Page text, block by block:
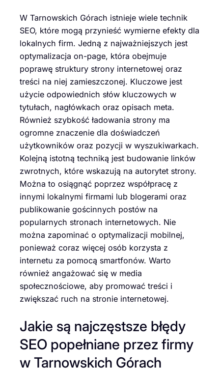
W Tarnowskich Górach istnieje wiele technik
SEO, które mogą przynieść wymierne efekty dla
lokalnych firm. Jedną z najważniejszych jest
optymalizacja on-page, która obejmuje
poprawę struktury strony internetowej oraz
treści na niej zamieszczonej. Kluczowe jest
użycie odpowiednich słów kluczowych w
tytułach, nagłówkach oraz opisach meta.
Również szybkość ładowania strony ma
ogromne znaczenie dla doświadczeń
użytkowników oraz pozycji w wyszukiwarkach.
Kolejną istotną techniką jest budowanie linków
zwrotnych, które wskazują na autorytet strony.
Można to osiągnąć poprzez współpracę z
innymi lokalnymi firmami lub blogerami oraz
publikowanie gościnnych postów na
popularnych stronach internetowych. Nie
można zapominać o optymalizacji mobilnej,
ponieważ coraz więcej osób korzysta z
internetu za pomocą smartfonów. Warto
również angażować się w media
społecznościowe, aby promować treści i
zwiększać ruch na stronie internetowej.
Jakie są najczęstsze błędy
SEO popełniane przez firmy
w Tarnowskich Górach